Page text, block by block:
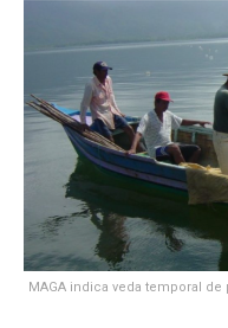
MAGA indica veda temporal